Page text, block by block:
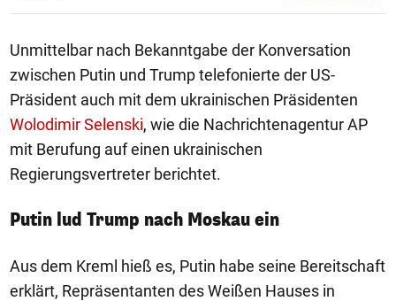
Unmittelbar nach Bekanntgabe der Konversation
zwischen Putin und Trump telefonierte der US-
Präsident auch mit dem ukrainischen Präsidenten
Wolodimir Selenski, wie die Nachrichtenagentur AP
mit Berufung auf einen ukrainischen
Regierungsvertreter berichtet.
Putin lud Trump nach Moskau ein
Aus dem Kreml hieß es, Putin habe seine Bereitschaft
erklärt, Repräsentanten des Weißen Hauses in